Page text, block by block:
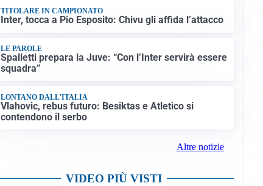
TITOLARE IN CAMPIONATO
Inter, tocca a Pio Esposito: Chivu gli affida l’attacco
LE PAROLE
Spalletti prepara la Juve: “Con l’Inter servirà essere
squadra”
LONTANO DALL'ITALIA
Vlahovic, rebus futuro: Besiktas e Atletico si
contendono il serbo
Altre notizie
VIDEO PIÙ VISTI